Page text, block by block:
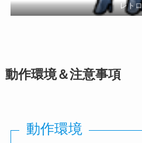
レトロ
動作環境＆注意事項
動作環境